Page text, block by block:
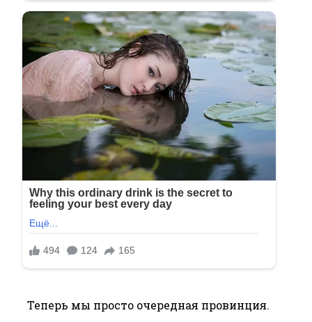
Теперь мы просто очередная провинция.